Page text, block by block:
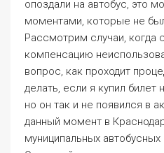
число голов у всех
40 • 3 = 200. Сайты, на
либо покупать сразу,
алгоритму. Самое
продираешься через все
очередь и дышит в спину.
Винни Пух долго думал, но
задачку. В связи с
начальником автовокзала